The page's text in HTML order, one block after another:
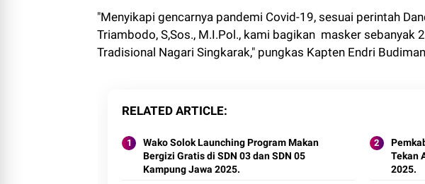
"Menyikapi gencarnya pandemi Covid-19, sesuai perintah
Triambodo, S,Sos., M.I.Pol., kami bagikan masker sebanyak
Tradisional Nagari Singkarak," pungkas Kapten Endri
RELATED ARTICLE
Wako Solok Launching Program Makan
Bergizi Gratis di SDN 03 dan SDN 05
Kampung Jawa 2025.
Tekan
2025.